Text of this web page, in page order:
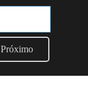
Próximo